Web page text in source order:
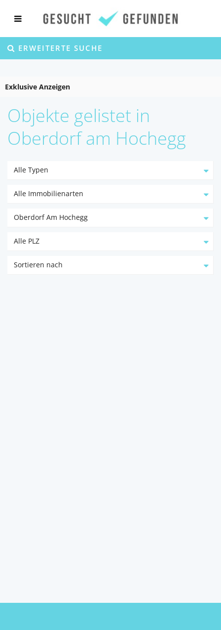
ERWEITERTE SUCHE
Exklusive Anzeigen
Objekte gelistet in
Oberdorf am Hochegg
Alle Typen
Alle Immobilienarten
Oberdorf Am Hochegg
Alle PLZ
Sortieren nach